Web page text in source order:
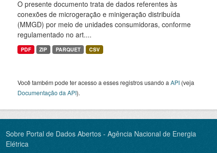
O presente documento trata de dados referentes às
conexões de microgeração e minigeração distribuída
(MMGD) por meio de unidades consumidoras, conforme
regulamentado no art....
PDF ZIP PARQUET CSV
Você também pode ter acesso a esses registros usando a API (veja
Documentação da API).
Sobre Portal de Dados Abertos - Agência Nacional de Energia
Elétrica